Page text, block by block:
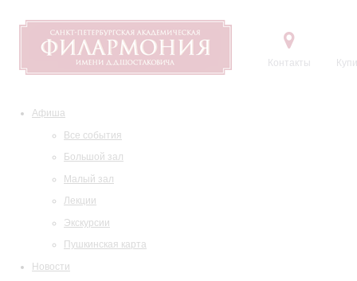
Контакты
Афиша
Все события
Большой зал
Малый зал
Лекции
Экскурсии
Пушкинская карта
Новости